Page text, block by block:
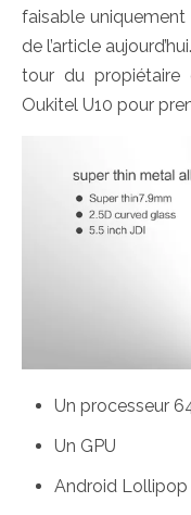
faisable uniquement
de l’article
tour du propiétaire
Oukitel U10 pour
Un processeur
Un GPU
Android Lollipop